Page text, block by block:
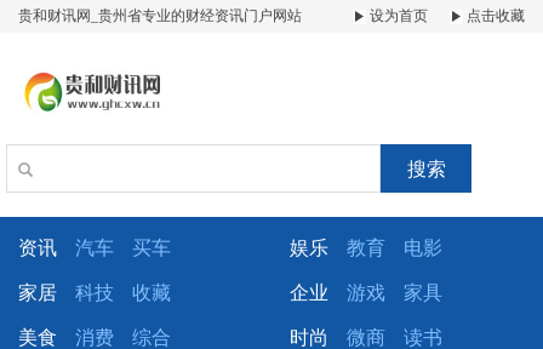
贵和财讯网_贵州省专业的财经资讯门户网站 设为首页 点击收藏
搜索
资讯 汽车 买车 娱乐 教育 电影
家居 科技 收藏 企业 游戏 家具
美食 消费 综合 时尚 微商 读书